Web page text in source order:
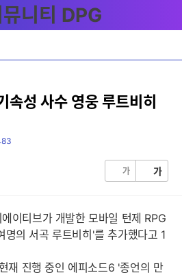
속성 사수 영웅 루트비히
가 가
이티브가 개발한 모바일 턴제 RPG
의 서곡 루트비히'를 추가했다고 1
재 진행 중인 에피소드6 '종언의 만